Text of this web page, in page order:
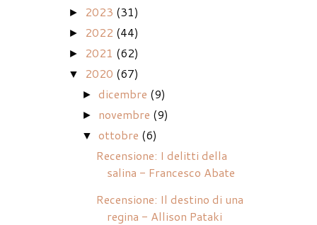
► 2023 (31)
► 2022 (44)
► 2021 (62)
▼ 2020 (67)
►dicembre (9)
► novembre (9)
▼ ottobre (6)
Recensione: I delitti della
salina - Francesco Abate
Recensione: Il destino di una
regina - Allison Pataki